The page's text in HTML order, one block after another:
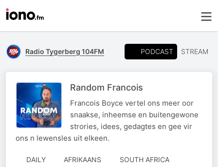
Radio Tygerberg 104FM PODCAST STREAM
Random Francois
Francois Boyce vertel ons meer oor
snaakse, inheemse en buitengewone
strories, idees, gedagtes en gee vir
ons n lewensles uit elkeen.
DAILY AFRIKAANS
SOUTH AFRICA